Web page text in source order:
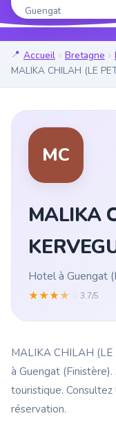
Guengat
Accueil Bretagne
MALIKA CHILAH (LE
MC
MALIKA
Hotel à Guengat
★★★★ 3.7/5
MALIKA CHILAH (LE
à Guengat
touristique.
réservation.